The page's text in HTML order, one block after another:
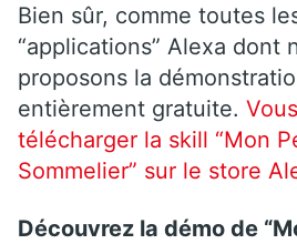
Bien sûr, comme toutes
“applications” Alexa dont
proposons la
entièrement gratuite.
télécharger la skill “Mon
Sommelier” sur le store
Découvrez la démo de